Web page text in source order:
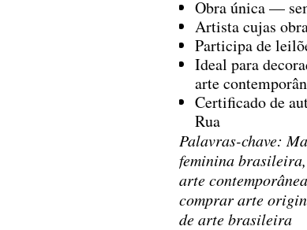
Obra única —
Artista cujas
Participa de
Ideal para
arte
Certificado de
Rua
Palavras-chave:
feminina
arte
comprar arte
de arte brasileira